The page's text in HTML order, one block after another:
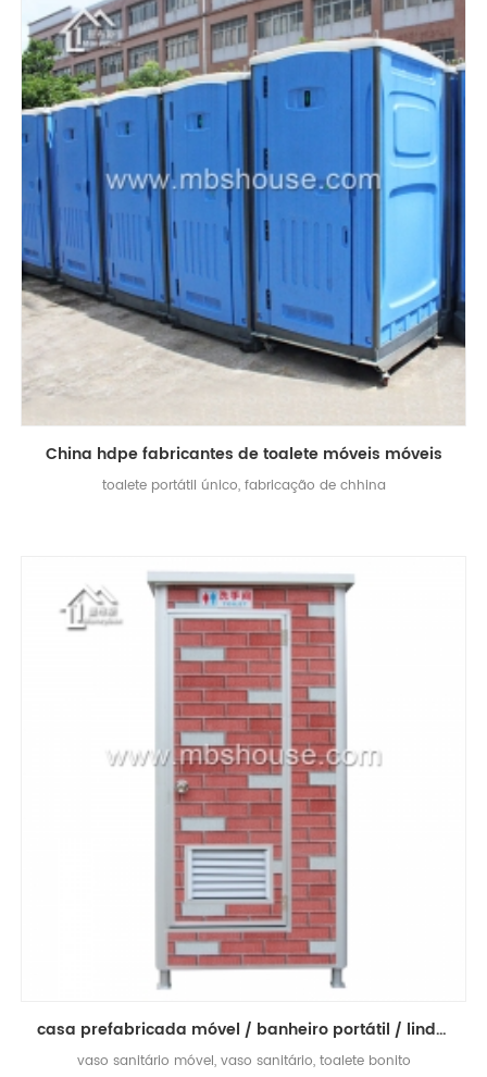
China hdpe fabricantes de toalete móveis móveis
toalete portátil único, fabricação de chhina
casa prefabricada móvel / banheiro portátil / linda casa pequena linda
vaso sanitário móvel, vaso sanitário, toalete bonito